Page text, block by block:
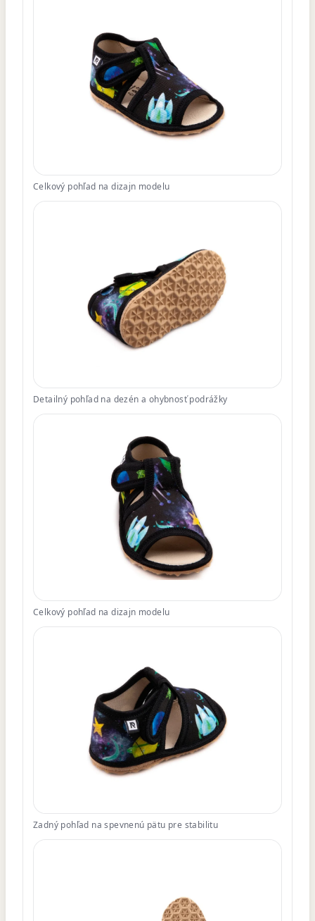
Celkový pohľad na dizajn modelu
Detailný pohľad na dezén a ohybnosť podrážky
Celkový pohľad na dizajn modelu
Zadný pohľad na spevnenú pätu pre stabilitu